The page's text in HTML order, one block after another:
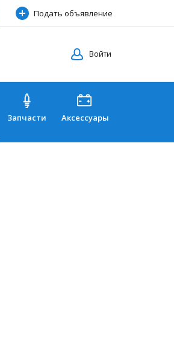
Подать объявление
Войти
Запчасти Аксессуары